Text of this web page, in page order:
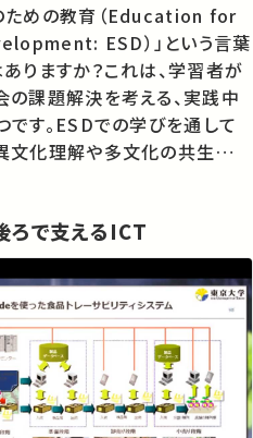
ための教育（Education for
ESD）」という言葉
りますか？これは、学習者が
課題解決を考える、実践中
す。ESDでの学びを通して
化理解や多文化の共生を促
協調し課題を解決する姿勢を
期待されています。この講義
かかわる諸課題をESDの
を後ろで支えるICT